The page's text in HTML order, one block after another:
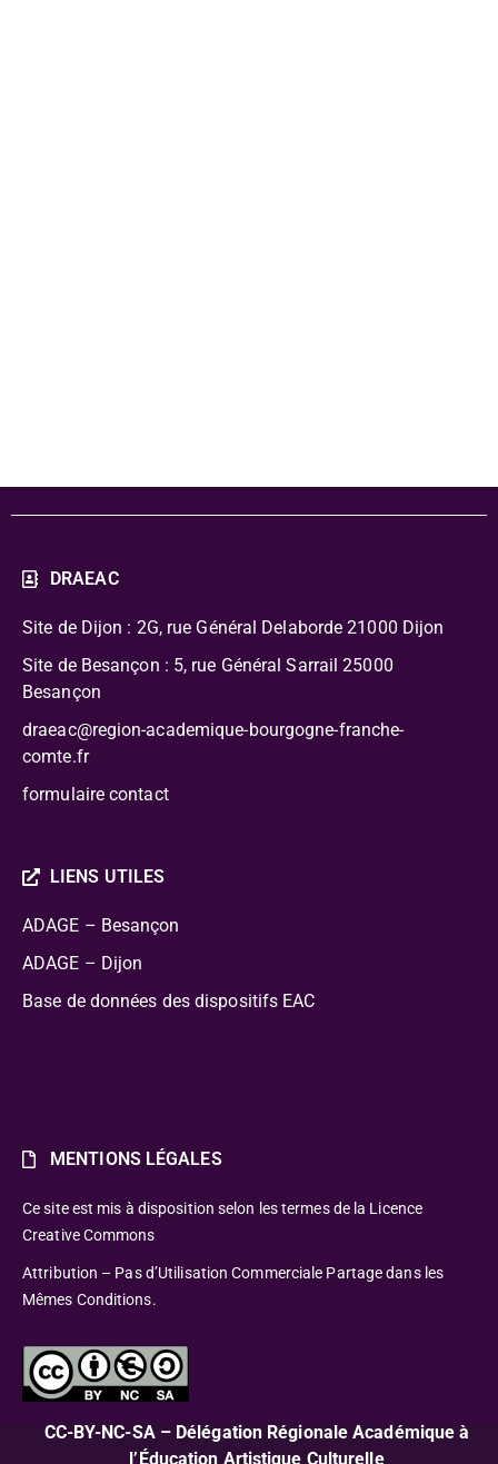
DRAEAC
Site de Dijon : 2G, rue Général Delaborde 21000 Dijon
Site de Besançon : 5, rue Général Sarrail 25000
Besançon
draeac@region-academique-bourgogne-franche-
comte.fr
formulaire contact
LIENS UTILES
ADAGE – Besançon
ADAGE – Dijon
Base de données des dispositifs EAC
MENTIONS LÉGALES
Ce site est mis à disposition selon les termes de la Licence
Creative Commons
Attribution – Pas d’Utilisation Commerciale Partage dans les
Mêmes Conditions.
CC-BY-NC-SA – Délégation Régionale Académique à
l’Éducation Artistique Culturelle